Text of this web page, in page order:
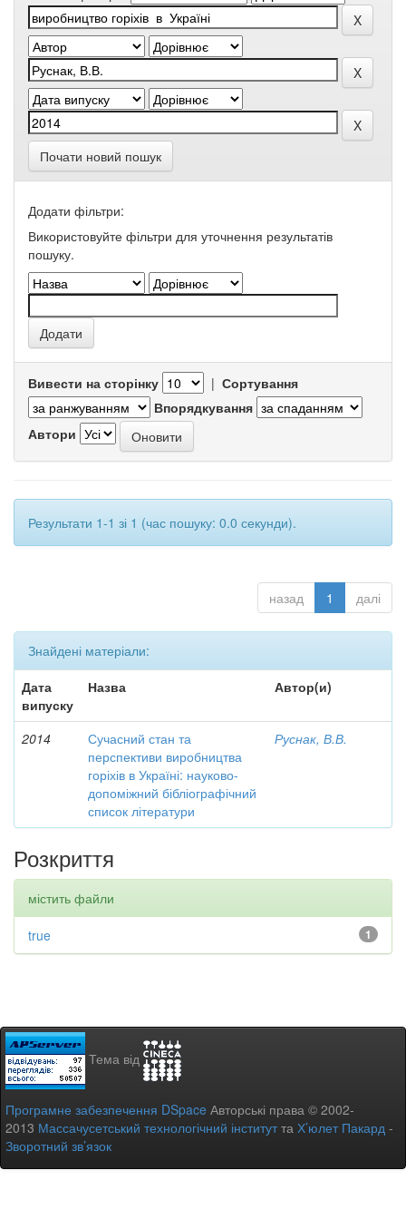
Почати новий пошук
Додати фільтри:
Використовуйте фільтри для уточнення результатів
пошуку.
Вивести на сторінку | Сортування
Впорядкування
Автори
Результати 1-1 зі 1 (час пошуку: 0.0 секунди).
назад 1 далі
Знайдені матеріали:
Дата
випуску
Назва Автор(и)
2014
Сучасний стан та
перспективи виробництва
горіхів в Україні: науково-
допоміжний бібліографічний
список літератури
Руснак, В.В.
Розкриття
містить файли
1
true
Тема від
Програмне забезпечення DSpace Авторські права © 2002-
2013 Массачусетський технологічний інститутта Х’юлет Пакард -
Зворотний зв’язок